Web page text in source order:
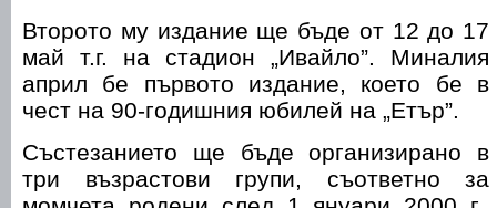
Второто му издание ще бъде от 12 до 17
май т.г. на стадион „Ивайло”. Миналия
април бе първото издание, което бе в
чест на 90-годишния юбилей на „Етър”.
Състезанието ще бъде организирано в
три възрастови групи, съответно за